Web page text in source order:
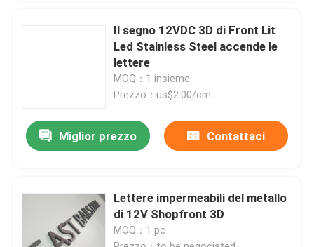
segno della lettera 3d
Segno della lettera di Manica
Segno retroilluminato della lettera
Il segno 12VDC 3D di Front Lit
Led Stainless Steel accende le
lettere
MOQ：1 insieme
Prezzo：us$2.00/cm
Miglior prezzo Contattaci
Lettere impermeabili del metallo
di 12V Shopfront 3D
MOQ：1 pc